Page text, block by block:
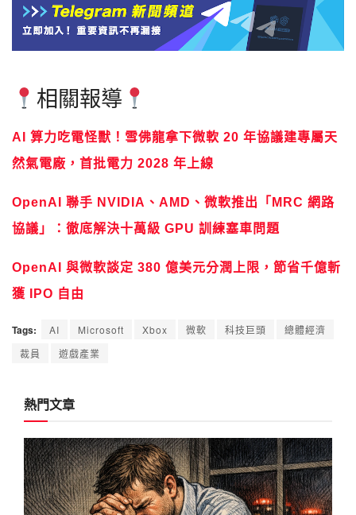
相關報導
AI 算力吃電怪獸！雪佛龍拿下微軟 20 年協議建專屬天
然氣電廠，首批電力 2028 年上線
OpenAI 聯手 NVIDIA、AMD、微軟推出「MRC 網路
協議」：徹底解決十萬級 GPU 訓練塞車問題
OpenAI 與微軟談定 380 億美元分潤上限，節省千億斬
獲 IPO 自由
Tags: AI Microsoft Xbox 微軟 科技巨頭
總體經濟
裁員
遊戲產業
熱門文章